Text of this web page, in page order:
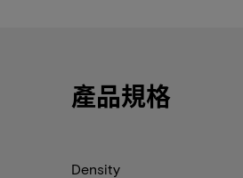
產品規格
Density